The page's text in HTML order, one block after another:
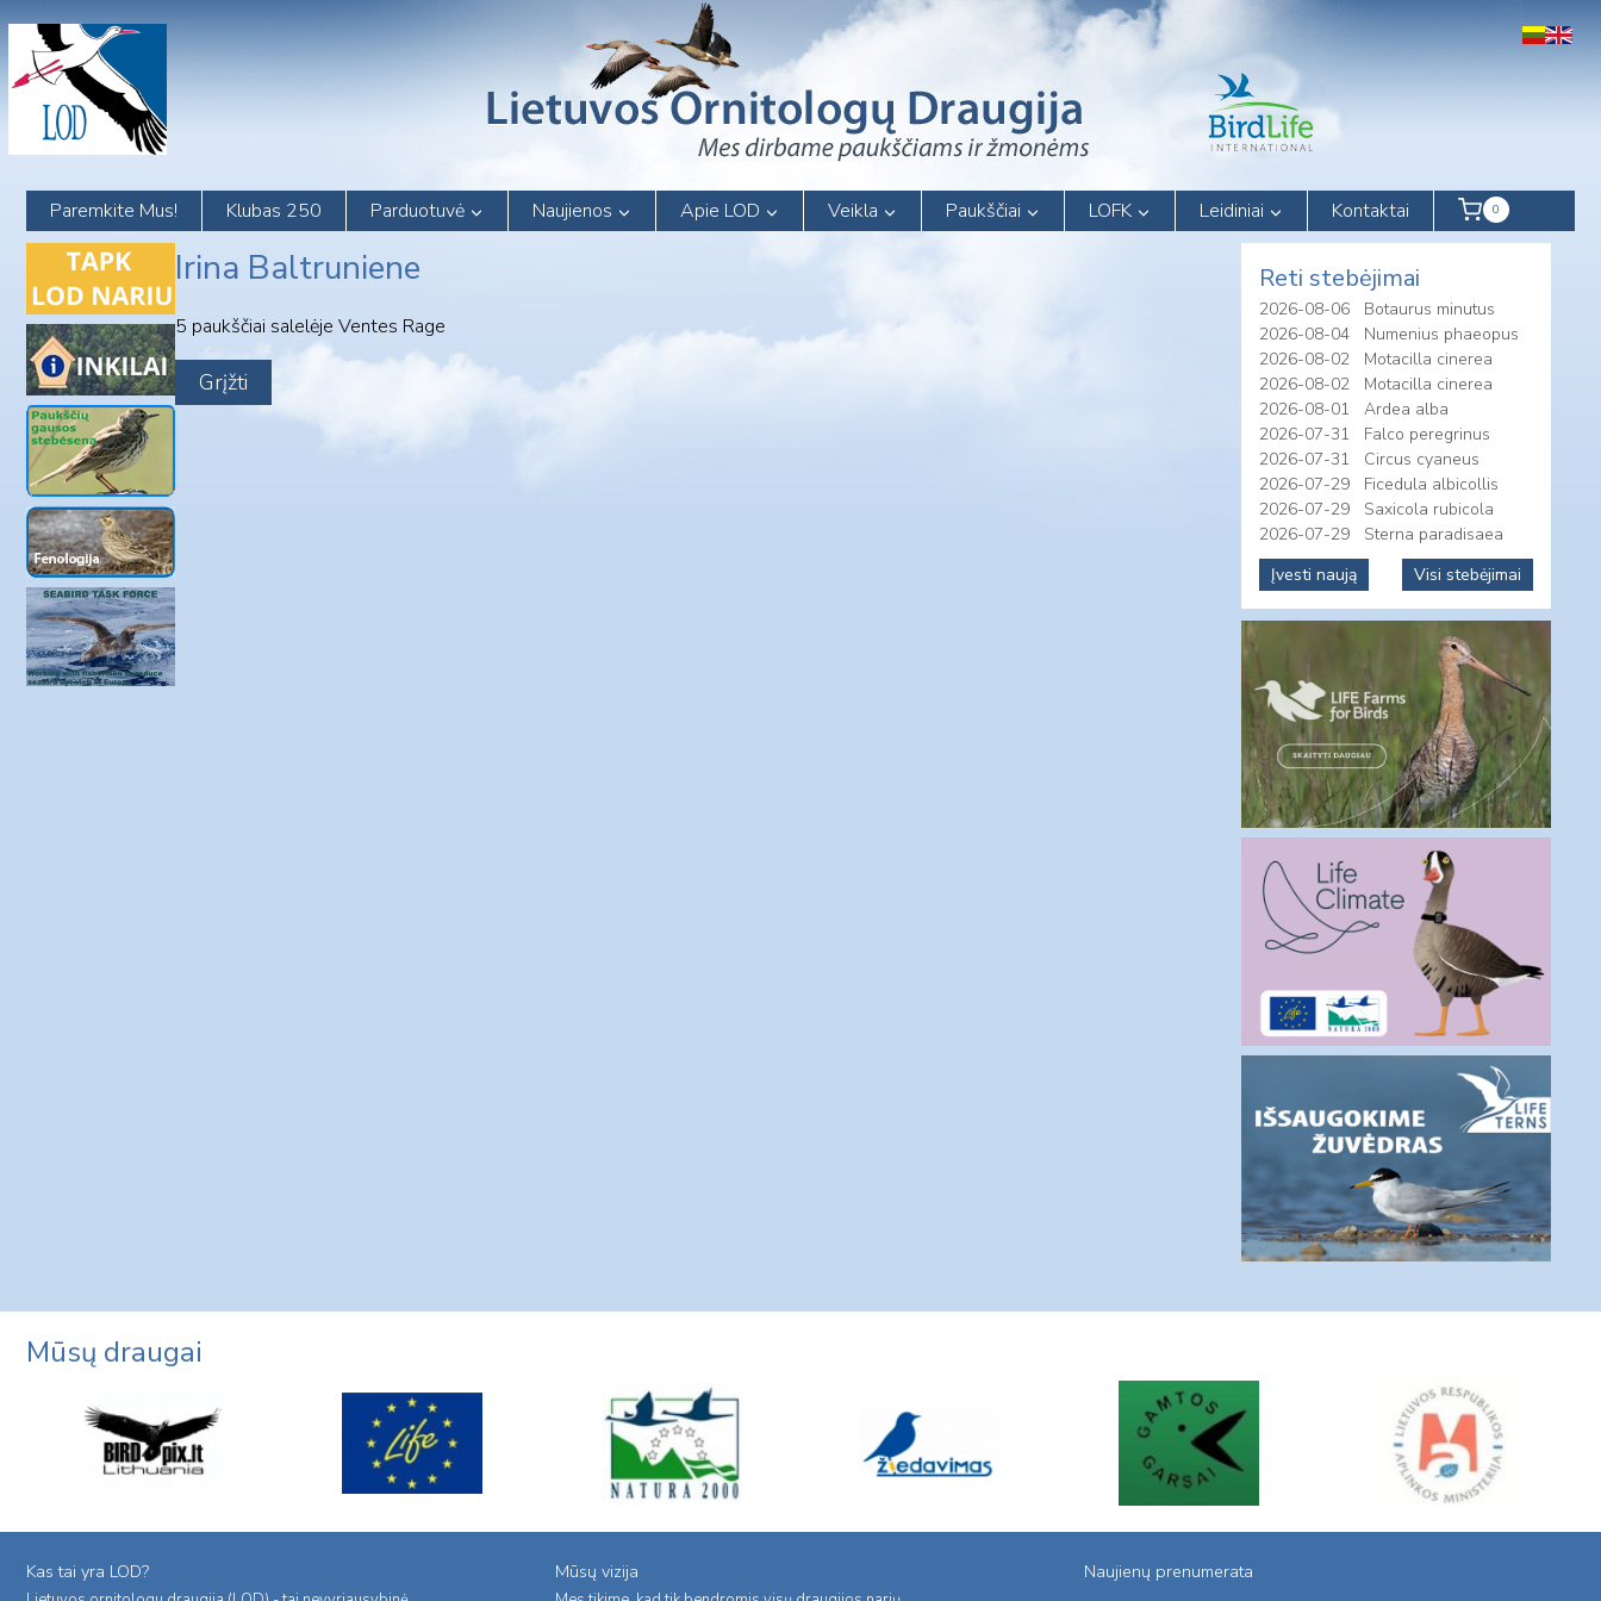
content
Paremkite Mus! Klubas 250 Parduotuvė Naujienos Apie LOD Veikla Paukščiai LOFK Leidiniai Kontaktai 0
Irina Baltruniene
5 paukščiai salelėje Ventes Rage
Reti stebėjimai
2026-08-06
Botaurus minutus
2026-08-04
Numenius phaeopus
2026-08-02
Motacilla cinerea
2026-08-02
Motacilla cinerea
2026-08-01
Ardea alba
2026-07-31
Falco peregrinus
2026-07-31
Circus cyaneus
2026-07-29
Ficedula albicollis
2026-07-29
Saxicola rubicola
2026-07-29
Sterna paradisaea
Įvesti naują
Visi stebėjimai
Mūsų draugai
Kas tai yra LOD? Mūsų vizija Naujienų prenumerata